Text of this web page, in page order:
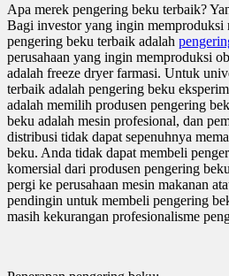
Apa merek pengering beku terbaik?
Bagi investor yang ingin memproduksi
pengering beku terbaik adalah
perusahaan yang ingin memproduksi
adalah freeze dryer farmasi. Untuk
terbaik adalah pengering beku
adalah memilih produsen pengering
beku adalah mesin profesional, dan
distribusi tidak dapat sepenuhnya
beku. Anda tidak dapat membeli
komersial dari produsen pengering
pergi ke perusahaan mesin makanan
pendingin untuk membeli pengering
masih kekurangan profesionalisme